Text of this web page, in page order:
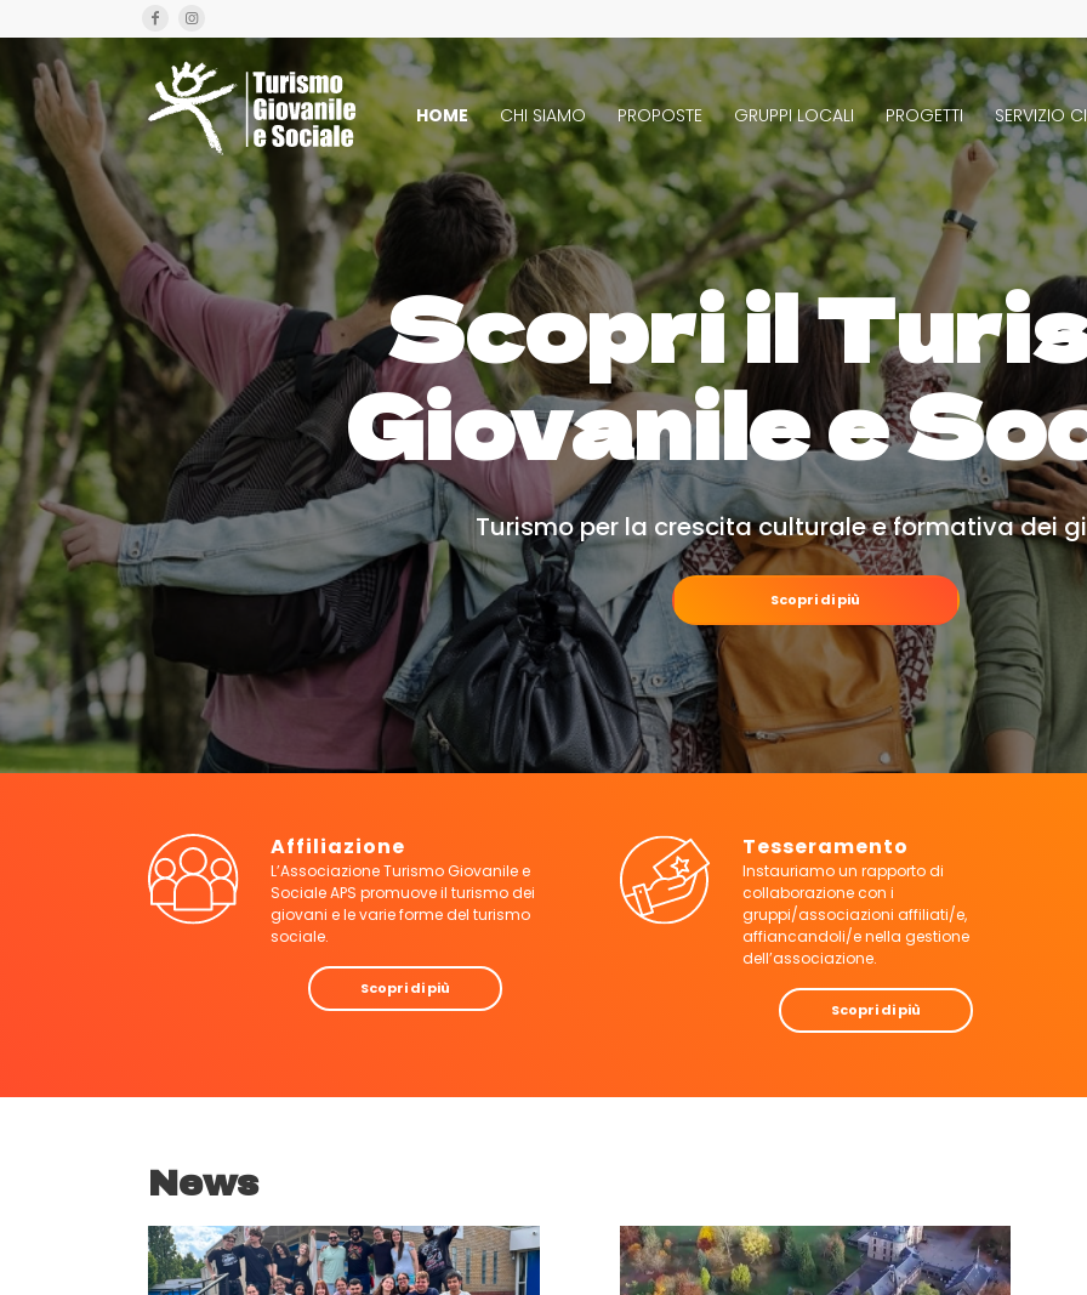
HOME CHI SIAMO PROPOSTE GRUPPI LOCALI PROGETTI SERVIZIO
Scopri il
Giovanile e
Turismo per la crescita culturale e formativa dei
Scopri di più
Affiliazione
L’Associazione Turismo Giovanile e
Sociale APS promuove il turismo dei
giovani e le varie forme del turismo
sociale.
Scopri di più
Tesseramento
Instauriamo un rapporto di
collaborazione con i
gruppi/associazioni affiliati/e,
affiancandoli/e nella gestione
dell’associazione.
Scopri di più
News